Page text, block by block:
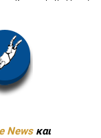
Newsκαι